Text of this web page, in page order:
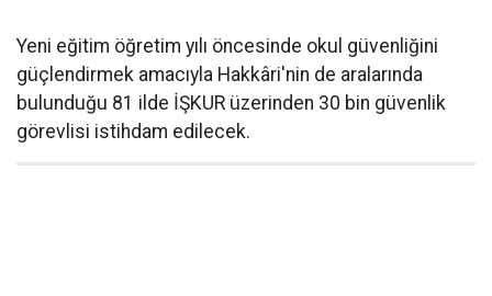
Yeni eğitim öğretim yılı öncesinde okul güvenliğini
güçlendirmek amacıyla Hakkâri'nin de aralarında
bulunduğu 81 ilde İŞKUR üzerinden 30 bin güvenlik
görevlisi istihdam edilecek.